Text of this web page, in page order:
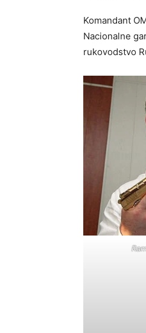
Komandant
Nacionalne
rukovodstvo